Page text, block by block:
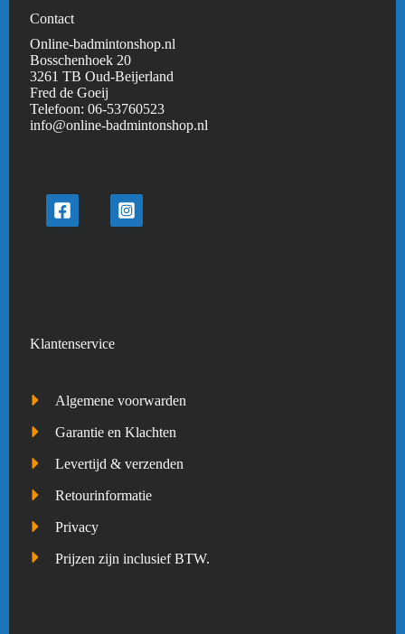
Contact
Online-badmintonshop.nl
Bosschenhoek 20
3261 TB Oud-Beijerland
Fred de Goeij
Telefoon:06-53760523
info@online-badmintonshop.nl
Klantenservice
Algemene voorwarden
Garantie en Klachten
Levertijd & verzenden
Retourinformatie
Privacy
Prijzen zijn inclusief BTW.